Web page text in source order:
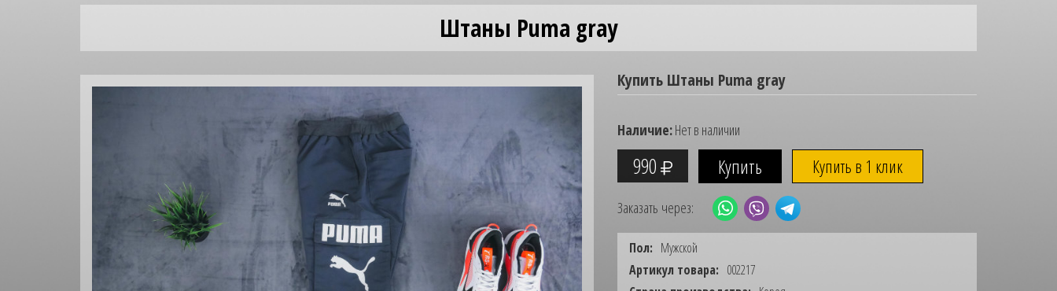
Штаны Puma gray
Купить Штаны Puma gray
Наличие:Нет в наличии
990 Купить в 1 клик
Заказать через:
Пол: Мужской
Артикул товара: 002217